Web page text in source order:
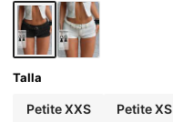
Talla
Petite XXS Petite XS